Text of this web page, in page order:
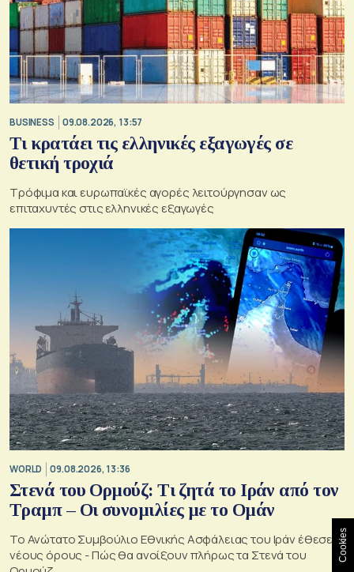
BUSINESS 09.08.2026, 13:57
Τι κρατάει τις ελληνικές εξαγωγές σε
θετική τροχιά
Τρόφιμα και ευρωπαϊκές αγορές λειτούργησαν ως
επιταχυντές στις ελληνικές εξαγωγές
WORLD 09.08.2026, 13:36
Στενά του Ορμούζ: Τι ζητά το Ιράν από τον
Τραμπ – Οι συνομιλίες με το Ομάν
Το Ανώτατο Συμβούλιο Εθνικής Ασφάλειας του Ιράν έθεσε
νέους όρους - Πώς θα ανοίξουν πλήρως τα Στενά του
Cookies